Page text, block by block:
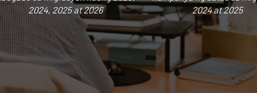
2024, 2025 at 2026
2024 at 2025